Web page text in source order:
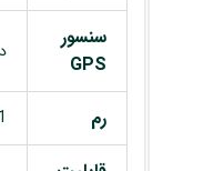
سنسور
GPS
رم 1